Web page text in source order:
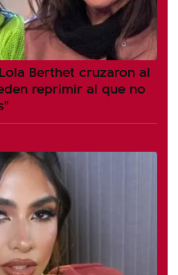
Berthet cruzaron al
reprimir al que no